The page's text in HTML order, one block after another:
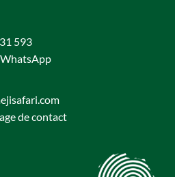
593
decontact